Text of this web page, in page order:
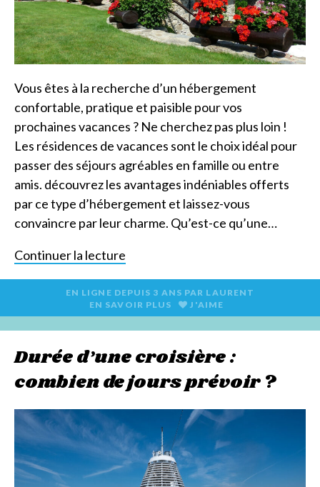
Vous êtes à la recherche d’un hébergement
confortable, pratique et paisible pour vos
prochaines vacances ? Ne cherchez pas plus loin !
Les résidences de vacances sont le choix idéal pour
passer des séjours agréables en famille ou entre
amis. découvrez les avantages indéniables offerts
par ce type d’hébergement et laissez-vous
convaincre par leur charme. Qu’est-ce qu’une…
Continuer la lecture
EN LIGNE DEPUIS 3 ANS PAR LAURENT
EN SAVOIR PLUS
J'AIME
Durée d’une croisière :
combien de jours prévoir ?